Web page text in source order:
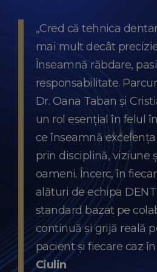
„Cred că tehnica
mai mult decât
Înseamnă răbdare,
responsabilitate.
Dr. Oana Taban și
un rol esențial în felul
ce înseamnă
prin disciplină, viziune
oameni. Încerc, în
alături de echipa DENT
standard bazat pe
continuă și grijă reală
pacient și fiecare caz în
Ciulin